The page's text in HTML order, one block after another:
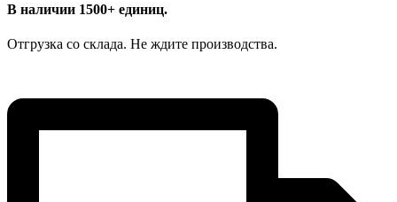
В наличии 1500+ единиц.
Отгрузка со склада. Не ждите производства.